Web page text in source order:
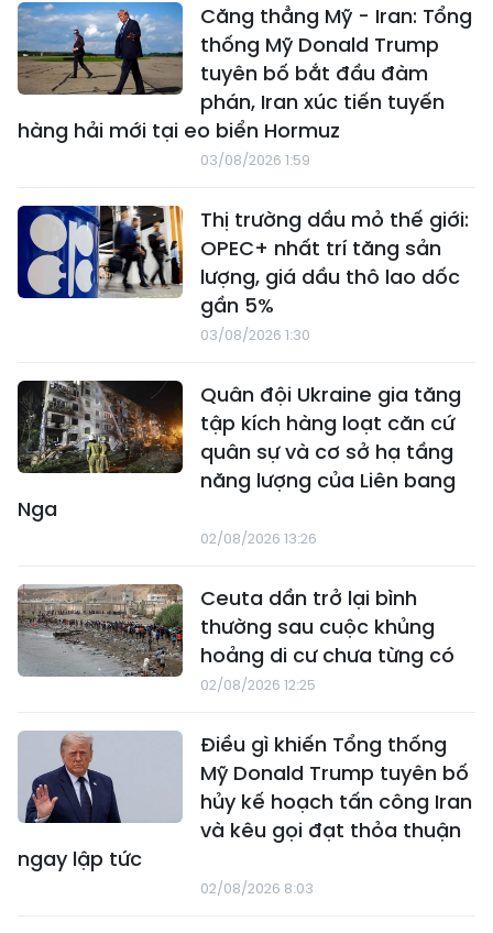
Căng thẳng Mỹ - Iran: Tổng
thống Mỹ Donald Trump
tuyên bố bắt đầu đàm
phán, Iran xúc tiến tuyến
hàng hải mới tại eo biển Hormuz
03/08/2026 1:59
Thị trường dầu mỏ thế giới:
OPEC+ nhất trí tăng sản
lượng, giá dầu thô lao dốc
gần 5%
03/08/2026 1:30
Quân đội Ukraine gia tăng
tập kích hàng loạt căn cứ
quân sự và cơ sở hạ tầng
năng lượng của Liên bang
Nga
02/08/2026 13:26
Ceuta dần trở lại bình
thường sau cuộc khủng
hoảng di cư chưa từng có
02/08/2026 12:25
Điều gì khiến Tổng thống
Mỹ Donald Trump tuyên bố
hủy kế hoạch tấn công Iran
và kêu gọi đạt thỏa thuận
ngay lập tức
02/08/2026 8:03